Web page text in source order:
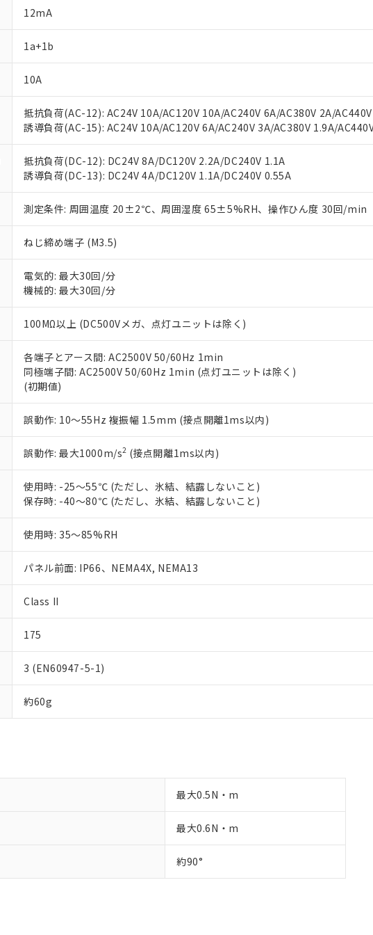
12mA
1a+1b
10A
抵抗負荷(AC-12): AC24V 10A/AC120V 10A/AC240V 6A/AC380V 2A/
誘導負荷(AC-15): AC24V 10A/AC120V 6A/AC240V 3A/AC380V 1.9A/
抵抗負荷(DC-12): DC24V 8A/DC120V 2.2A/DC240V 1.1A
誘導負荷(DC-13): DC24V 4A/DC120V 1.1A/DC240V 0.55A
測定条件: 周囲温度 20±2℃、周囲湿度 65±5%RH、操作ひん度 30回/min
ねじ締め端子 (M3.5)
電気的: 最大30回/分
機械的: 最大30回/分
100MΩ以上 (DC500Vメガ、点灯ユニットは除く)
各端子とアース間: AC2500V 50/60Hz 1min
同極端子間: AC2500V 50/60Hz 1min (点灯ユニットは除く)
(初期値)
誤動作: 10～55Hz 複振幅 1.5mm (接点開離1ms以内)
誤動作: 最大1000m/s2 (接点開離1ms以内)
使用時: -25～55℃ (ただし、氷結、結露しないこと)
保存時: -40～80℃ (ただし、氷結、結露しないこと)
使用時: 35～85%RH
パネル前面: IP66、NEMA4X, NEMA13
Class II
175
3 (EN60947-5-1)
約60g
最大0.5N・m
最大0.6N・m
約90°
ご利用条件
以下の条件をお読みいただき、同意のうえご利用ください。
本サービスは、当社制御機器事業取扱商品の当社在庫状況および標
くものです。
在庫状況および標準価格照会結果は、記載している更新日時点での
のであり、閲覧された時点での実際の在庫および標準価格とは異な
い。
正式な納期状況および標準価格はお客様のお取引先、またはお客様
当社販売員にご相談ください。
オムロン制御機器販売店や当社販売拠点は「
す。
マイパーツ機能（部品リスト作成サービス）をご利用いただくには
ている必要があります。
お客様が当ウェブサイト上で当社にご登録された部品リストについ
が、当社の製品・サービスに関するお客様との取引・商談に必要な
さい。
※当社の共同利用者とは、"個人情報の共同利用に関して"
いる法人を指します。
対応予定：EU RoHS指令（10物質）の非含有に対応した製品に切り替え
調査・確認中：EU RoHS指令（10物質）の非含有の対応状況を調査中ま
非該当品：ライセンス料など無形物で、有害物質有無と関係のない商品
仕入先様の事情により、非含有部品としていたものが、含有品と判明し
があります。
*EU RoHS指令（10物質）：
鉛(Pb) 1000ppm以下、 水銀(Hg) 1000ppm以下、 カドミウム(Cd) 100ppm以下、
六価クロム(Cr(Ⅵ)) 1000ppm以下、ポリ臭化ビフェニル類(PBB) 1000ppm以下、ポリ臭化ジ
ル（DBP） 1000ppm以下、フタル酸ジイソブチル (DIBP) 1000ppm以下
但し、RoHS指令で産業用監視および制御機器に対する適用除外項目は除く。
フタル酸エステル類の４物質については閾値を超える意図的な使用がないことを確認していま
※2 対応予定月
下記の非含有証明書をダウンロードすることができます。
EU RoHS指令（10物質）の非含有証明書
51物質の非含有証明書（当社基準）
※本証明書は発行日時点で非含有を証明するもので、過去に遡って非含有
また、RoHS指令のフタル酸エステル類４物質の対応では、対応完了ま
既に当社にて対応品への在庫切替を完了していることから、特段のこと
り割愛しております。
※1 中国RoHS○×表
「×」：最大均質材料含有率が中国RoHSの基準値を超えていることを示
「－」：未確認です。当社販売部門へお問い合わせください。
*中国RoHS10物質の基準値 (GB/T26572)：
Pb(鉛) :1000ppm、 Hg(水銀) : 1000ppm、 Cd(カドミウム) : 100ppm、
Cr(Ⅵ)(六価クロム) : 1000ppm、 PBBs(ポリ臭化ビフェニル類) : 1000ppm、 PBDEs(ポリ臭化
DBP(フタル酸ジブチル) : 1000ppm、 DIBP(フタル酸ジイソブチル) : 1000ppm、 BBP(フタル
DEHP(フタル酸ビス(2-エチルヘキシル)) : 1000ppm
※2 環境保護使用期限
「ｅ」：有害物質（10物質）のすべてが基準値以下であることを示します
「10」：通常の使用状況下において有害物質が外部に漏えいし、環境に
「－」：未確認です。当社販売部門へお問い合わせください。
当社は、これら貴社製品のうち、外国為替および外国貿易法に定め
う）を輸出または国外への提供する場合は、日本国政府の輸出許可
当社は規制貨物を破棄する場合は、完全に破砕するなど、違法に輸
ます。
当社は貴社製品を、核兵器、ミサイル、化学兵器、生物兵器または
置等に一切使用いたしません。
当社は、貴社製品を第三者に販売する場合は、上記1、2および3の
また当社は、販売先および販売に係わる関係者が違法に輸出するお
合意する
記
号
説明
○ 一定数以上の在庫あり
△ 一定数には満たないが在庫あり
－
在庫なし(最新の在庫状況については、お客様のお取引先、また
機器販売店・当社販売員にご確認ください)
空
白
受注生産機種、また在庫状況の情報を公開していない機種